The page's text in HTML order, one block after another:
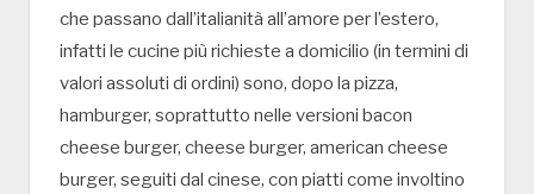
che passano dall’italianità all’amore per l’estero,
infatti le cucine più richieste a domicilio (in termini di
valori assoluti di ordini) sono, dopo la pizza,
hamburger, soprattutto nelle versioni bacon
cheese burger, cheese burger, american cheese
burger, seguiti dal cinese, con piatti come involtino